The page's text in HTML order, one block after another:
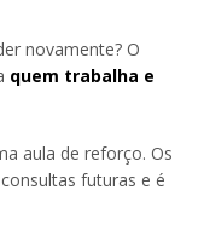
novamente? O
quem trabalha e
aula de reforço. Os
futuras e é